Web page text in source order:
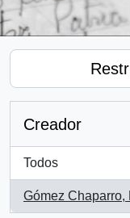
Creador
Todos
Gómez Chaparro,
, 1 resultados